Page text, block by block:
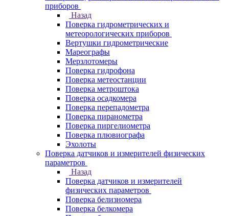
приборов
Назад
Поверка гидрометрических и
метеорологических приборов
Вертушки гидрометрические
Мареографы
Мерзлотомеры
Поверка гидрофона
Поверка метеостанции
Поверка метроштока
Поверка осадкомера
Поверка перепадометра
Поверка пиранометра
Поверка пиргелиометра
Поверка плювиографа
Эхолоты
Поверка датчиков и измерителей физических
параметров
Назад
Поверка датчиков и измерителей
физических параметров
Поверка белизномера
Поверка белкомера